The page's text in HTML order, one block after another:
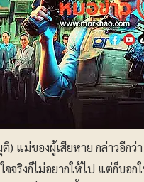
) แม่ของผู้เสียหาย กล่าวอีก
จริงก็ไม่อยากให้ไป แต่ก็บอก